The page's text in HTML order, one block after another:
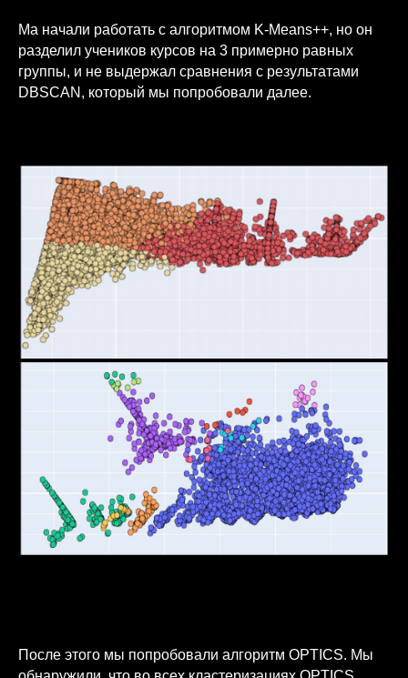
Ма начали работать с алгоритмом K-Means++, но он
разделил учеников курсов на 3 примерно равных
группы, и не выдержал сравнения с результатами
DBSCAN, который мы попробовали далее.
После этого мы попробовали алгоритм OPTICS. Мы